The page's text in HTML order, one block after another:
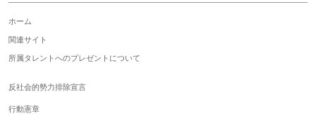
ホーム
関連サイト
所属タレントへのプレゼントについて
反社会的勢力排除宣言
行動憲章